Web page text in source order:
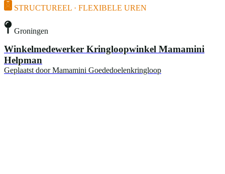
STRUCTUREEL · FLEXIBELE UREN
Groningen
Winkelmedewerker Kringloopwinkel Mamamini
Helpman
Geplaatst door Mamamini Goededoelenkringloop